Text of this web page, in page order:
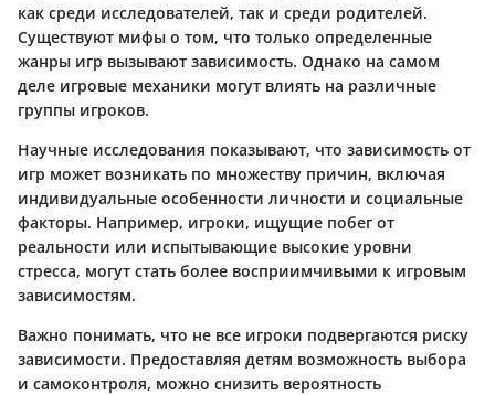
как среди исследователей, так и среди родителей.
Существуют мифы о том, что только определенные
жанры игр вызывают зависимость. Однако на самом
деле игровые механики могут влиять на различные
группы игроков.
Научные исследования показывают, что зависимость от
игр может возникать по множеству причин, включая
индивидуальные особенности личности и социальные
факторы. Например, игроки, ищущие побег от
реальности или испытывающие высокие уровни
стресса, могут стать более восприимчивыми к игровым
зависимостям.
Важно понимать, что не все игроки подвергаются риску
зависимости. Предоставляя детям возможность выбора
и самоконтроля, можно снизить вероятность